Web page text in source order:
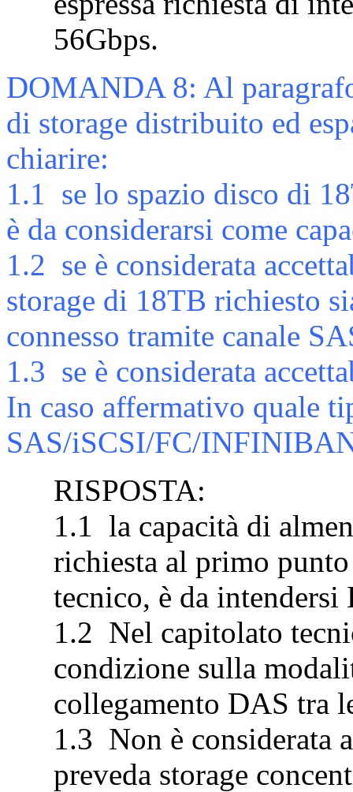
56Gbps.
DOMANDA 8: Al
di storage distribuito ed
chiarire:
1.1 se lo spazio disco di
è da considerarsi come
1.2 se è considerata
storage di 18TB richiesto
connesso tramite canale
1.3 se è considerata
In caso affermativo quale
SAS/iSCSI/FC/
RISPOSTA:
1.1 la capacità di
richiesta al primo
tecnico, è da
1.2 Nel capitolato
condizione sulla
collegamento DAS tra
1.3 Non è considerata
preveda storage